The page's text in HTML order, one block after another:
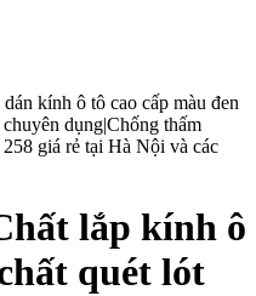
kính ô tô cao cấp màu đen
dụng|Chống thấm
giá rẻ tại Hà Nội và các
lắp kính ô
quét lót